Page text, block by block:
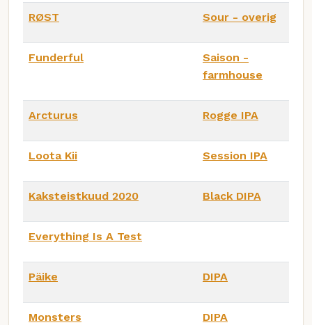
RØST Sour - overig
Funderful
Saison -
farmhouse
Arcturus Rogge IPA
Loota Kii Session IPA
Kaksteistkuud 2020 Black DIPA
Everything Is A Test
Päike DIPA
Monsters DIPA